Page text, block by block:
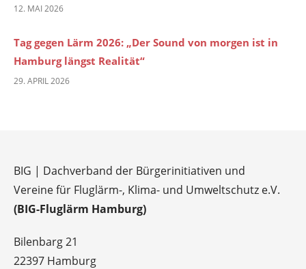
12. MAI 2026
Tag gegen Lärm 2026: „Der Sound von morgen ist in
Hamburg längst Realität“
29. APRIL 2026
BIG | Dachverband der Bürgerinitiativen und
Vereine für Fluglärm-, Klima- und Umweltschutz e.V.
(BIG-Fluglärm Hamburg)
Bilenbarg 21
22397 Hamburg